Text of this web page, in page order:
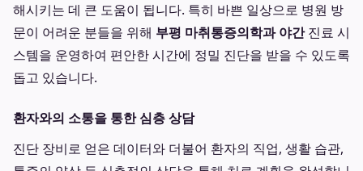
해시키는 데 큰 도움이 됩니다. 특히 바쁜 일상으로 병원 방
문이 어려운 분들을 위해 부평 마취통증의학과 야간진료 시
스템을 운영하여 편안한 시간에 정밀 진단을 받을 수 있도록
돕고 있습니다.
환자와의 소통을 통한 심층 상담
진단 장비로 얻은 데이터와 더불어 환자의 직업, 생활 습관,